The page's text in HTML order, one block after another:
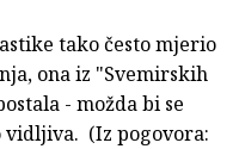
tako često mjerio
ona iz "Svemirskih
- možda bi se
vidljiva. (Iz pogovora: